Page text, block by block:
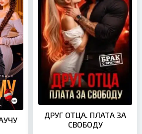
ДРУГ ОТЦА. ПЛАТА ЗА
СВОБОДУ